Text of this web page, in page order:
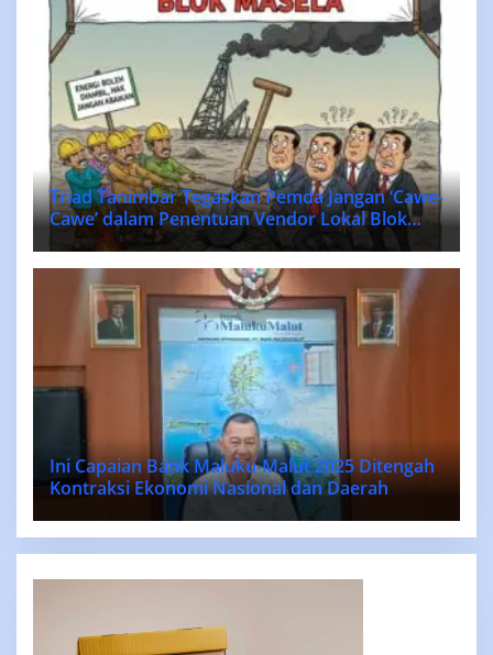
Triad Tanimbar Tegaskan Pemda Jangan ‘Cawe-
Cawe’ dalam Penentuan Vendor Lokal Blok
MASELA.
Ini Capaian Bank Maluku-Malut 2025 Ditengah
Kontraksi Ekonomi Nasional dan Daerah